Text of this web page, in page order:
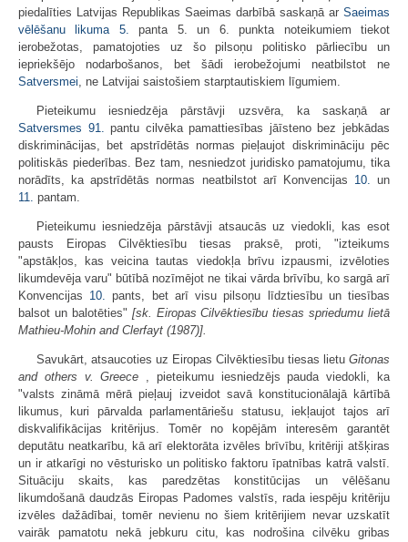
piedalīties Latvijas Republikas Saeimas darbībā saskaņā ar Saeimas
vēlēšanu likuma
5. panta 5. un 6. punkta noteikumiem tiekot
ierobežotas, pamatojoties uz šo pilsoņu politisko pārliecību un
iepriekšējo nodarbošanos, bet šādi ierobežojumi neatbilstot ne
Satversmei, ne Latvijai saistošiem starptautiskiem līgumiem.
Pieteikumu iesniedzēja pārstāvji uzsvēra, ka saskaņā ar
Satversmes 91. pantu cilvēka pamattiesības jāīsteno bez jebkādas
diskriminācijas, bet apstrīdētās normas pieļaujot diskrimināciju pēc
politiskās piederības. Bez tam, nesniedzot juridisko pamatojumu, tika
norādīts, ka apstrīdētās normas neatbilstot arī Konvencijas 10. un
11. pantam.
Pieteikumu iesniedzēja pārstāvji atsaucās uz viedokli, kas esot
pausts Eiropas Cilvēktiesību tiesas praksē, proti, "izteikums
"apstākļos, kas veicina tautas viedokļa brīvu izpausmi, izvēloties
likumdevēja varu" būtībā nozīmējot ne tikai vārda brīvību, ko sargā arī
Konvencijas 10. pants, bet arī visu pilsoņu līdztiesību un tiesības
balsot un balotēties" [sk. Eiropas Cilvēktiesību tiesas spriedumu lietā
Mathieu-Mohin and Clerfayt (1987)].
Savukārt, atsaucoties uz Eiropas Cilvēktiesību tiesas lietu Gitonas
and others v. Greece , pieteikumu iesniedzējs pauda viedokli, ka
"valsts zināmā mērā pieļauj izveidot savā konstitucionālajā kārtībā
likumus, kuri pārvalda parlamentāriešu statusu, iekļaujot tajos arī
diskvalifikācijas kritērijus. Tomēr no kopējām interesēm garantēt
deputātu neatkarību, kā arī elektorāta izvēles brīvību, kritēriji atšķiras
un ir atkarīgi no vēsturisko un politisko faktoru īpatnības katrā valstī.
Situāciju skaits, kas paredzētas konstitūcijas un vēlēšanu
likumdošanā daudzās Eiropas Padomes valstīs, rada iespēju kritēriju
izvēles dažādībai, tomēr nevienu no šiem kritērijiem nevar uzskatīt
vairāk pamatotu nekā jebkuru citu, kas nodrošina cilvēku gribas